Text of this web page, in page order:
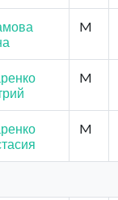
M
M
M